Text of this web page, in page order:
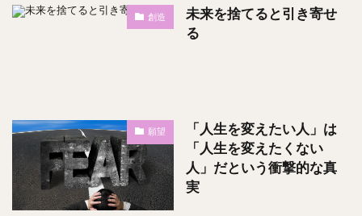
創造
未来を捨てると引き寄せ
る
願望
「人生を変えたい人」は
「人生を変えたくない
人」だという衝撃的な真
実